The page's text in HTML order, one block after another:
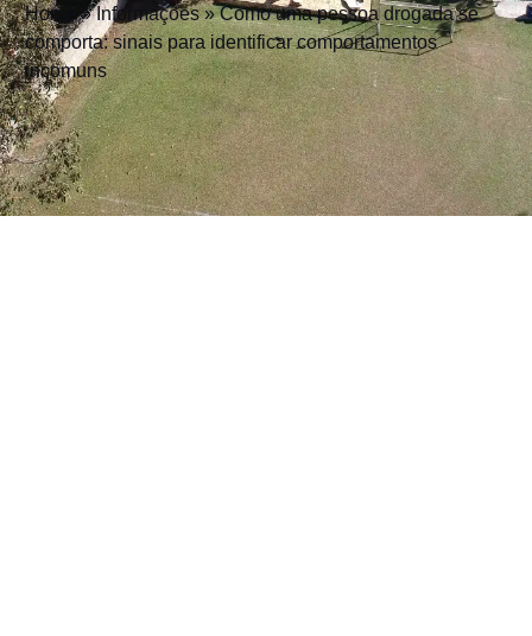
Home »Informações»Como uma pessoa drogada se
comporta: sinais para identificar comportamentos
incomuns